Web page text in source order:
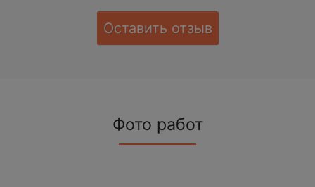
Оставить отзыв
Фото работ